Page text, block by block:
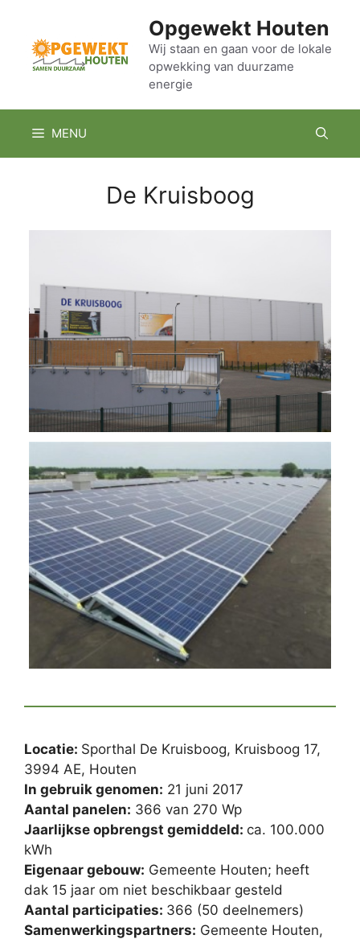
inhoud
Opgewekt Houten
Wij staan en gaan voor de lokale
opwekking van duurzame
energie
MENU
De Kruisboog
Locatie: Sporthal De Kruisboog, Kruisboog 17,
3994 AE, Houten
In gebruik genomen: 21 juni 2017
Aantal panelen: 366 van 270 Wp
Jaarlijkse opbrengst gemiddeld: ca. 100.000
kWh
Eigenaar gebouw: Gemeente Houten; heeft
dak 15 jaar om niet beschikbaar gesteld
Aantal participaties: 366 (50 deelnemers)
Samenwerkingspartners: Gemeente Houten,